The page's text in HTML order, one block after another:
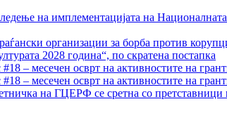
на имплементацијата на
организации за борба против
2028 година“, по скратена постапка
– месечен осврт на активностите на
– месечен осврт на активностите на
на ГЦЕРФ се сретна со